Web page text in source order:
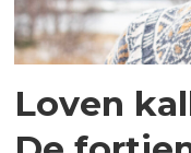
Loven